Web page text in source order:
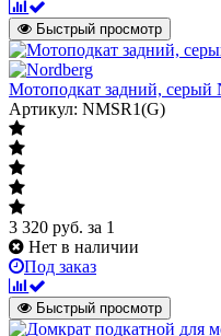
Быстрый просмотр
Мотоподкат задний,
Артикул: NMSR1(G)
3 320 руб. за 1
Нет в наличии
Под заказ
Быстрый просмотр